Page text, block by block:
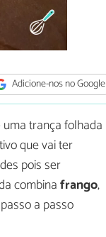
Adicione-nos no Google
trança folhada
que vai ter
pois ser
combinafrango,
a passo